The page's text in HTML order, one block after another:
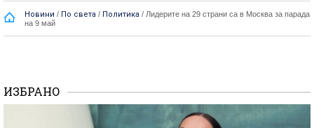
Новини / По света / Политика / Лидерите на 29 страни са в Москва за парада
на 9 май
ИЗБРАНО